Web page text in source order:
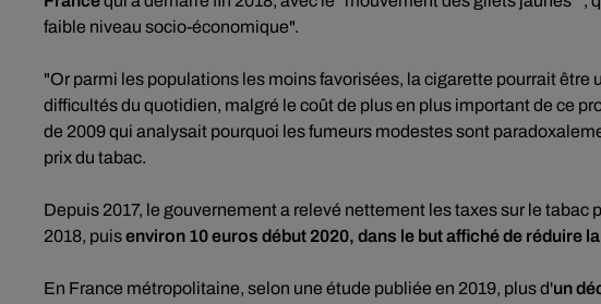
faible niveau socio-économique".
"Or parmi les populations les moins favorisées, la cigarette pourrait être
difficultés du quotidien, malgré le coût de plus en plus important de ce
de 2009 qui analysait pourquoi les fumeurs modestes sont
prix du tabac.
Depuis 2017, le gouvernement a relevé nettement les taxes sur le tabac
2018, puisenviron 10 euros début 2020, dans le but affiché de réduire
En France métropolitaine, selon une étude publiée en 2019, plus d'un